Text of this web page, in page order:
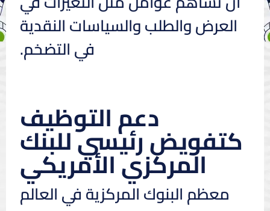
العرض والطلب والسياسات النقدية
في التضخم.
دعم التوظيف
كتفويض رئيسي للبنك
المركزي الأمريكي
معظم البنوك المركزية في العالم